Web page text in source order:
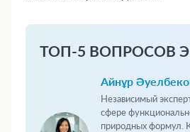
ТОП-5 ВОПРОСОВ
Айнұр
Независимый
сфере
природных формул.